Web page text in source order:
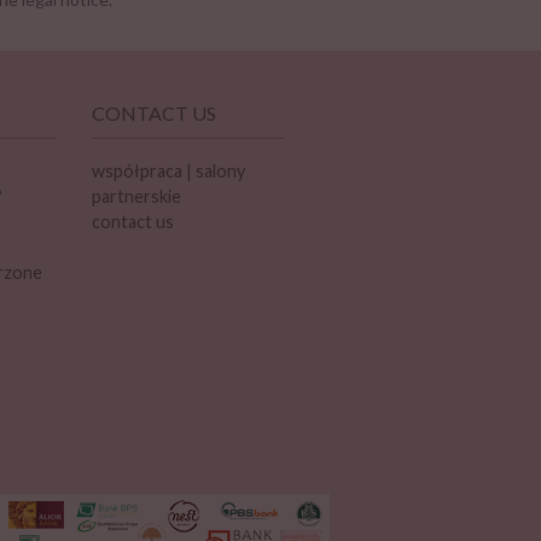
CONTACT US
współpraca | salony
partnerskie
contact us